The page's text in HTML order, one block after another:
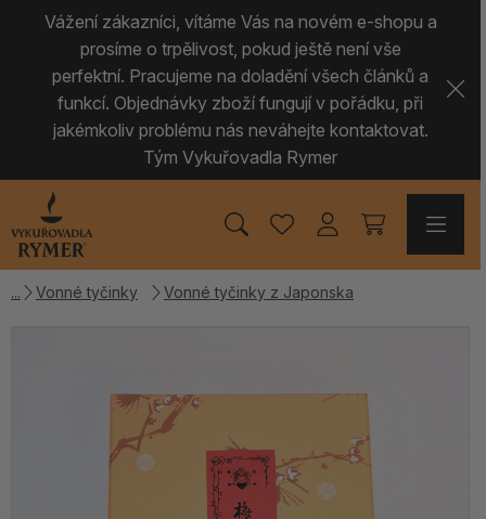
Vážení zákazníci, vítáme Vás na novém e-shopu a
prosíme o trpělivost, pokud ještě není vše
perfektní. Pracujeme na doladění všech článků a
funkcí. Objednávky zboží fungují v pořádku, při
jakémkoliv problému nás neváhejte kontaktovat.
Tým Vykuřovadla Rymer
Vonné tyčinky Vonné tyčinky z Japonska